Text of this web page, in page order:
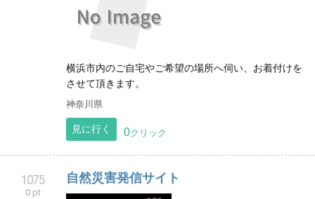
横浜市内のご自宅やご希望の場所へ伺い、お着付けを
させて頂きます。
神奈川県
見に行く 0クリック
1075
0 pt
自然災害発信サイト